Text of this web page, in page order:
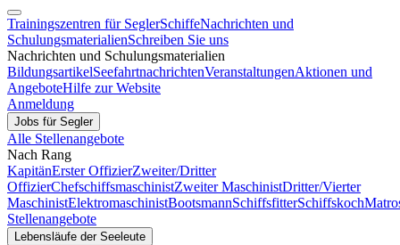
Trainingszentren für SeglerSchiffeNachrichten und
SchulungsmaterialienSchreiben Sie uns
Nachrichten und Schulungsmaterialien
BildungsartikelSeefahrtnachrichtenVeranstaltungenAktionen und
AngeboteHilfe zur Website
Anmeldung
Jobs für Segler
Alle Stellenangebote
Nach Rang
KapitänErster OffizierZweiter/Dritter
OffizierChefschiffsmaschinistZweiter MaschinistDritter/Vierter
MaschinistElektromaschinistBootsmannSchiffsfitterSchiffskoch
Stellenangebote
Lebensläufe der Seeleute